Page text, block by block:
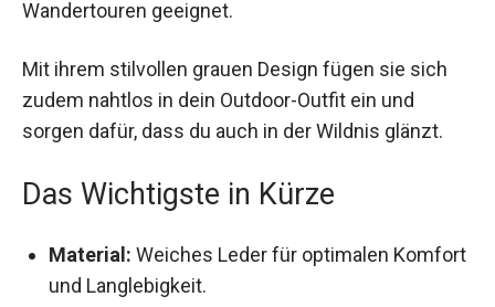
anspruchsvollere Wandertouren geeignet.
Mit ihrem stilvollen grauen Design fügen sie sich
zudem nahtlos in dein Outdoor-Outfit ein und
sorgen dafür, dass du auch in der Wildnis glänzt.
Das Wichtigste in Kürze
Material: Weiches Leder für optimalen
Komfort und Langlebigkeit.